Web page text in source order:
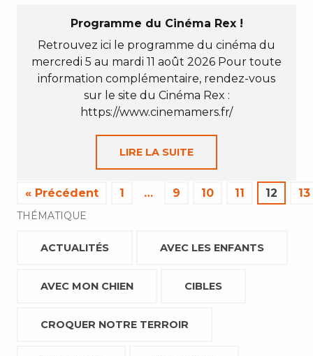
Programme du Cinéma Rex !
Retrouvez ici le programme du cinéma du
mercredi 5 au mardi 11 août 2026 Pour toute
information complémentaire, rendez-vous
sur le site du Cinéma Rex :
https://www.cinemamers.fr/
LIRE LA SUITE
« Précédent 1 … 9 10 11 12 13
THÉMATIQUE
ACTUALITÉS AVEC LES ENFANTS
AVEC MON CHIEN CIBLES
CROQUER NOTRE TERROIR